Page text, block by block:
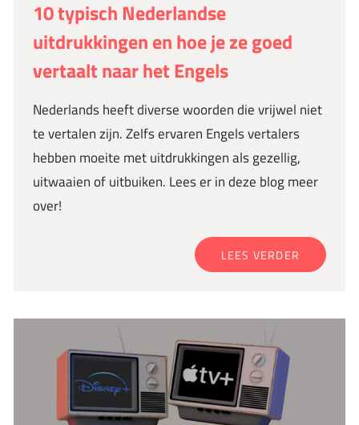
10 typisch Nederlandse
uitdrukkingen en hoe je ze goed
vertaalt naar het Engels
Nederlands heeft diverse woorden die vrijwel niet
te vertalen zijn. Zelfs ervaren Engels vertalers
hebben moeite met uitdrukkingen als gezellig,
uitwaaien of uitbuiken. Lees er in deze blog meer
over!
LEES VERDER